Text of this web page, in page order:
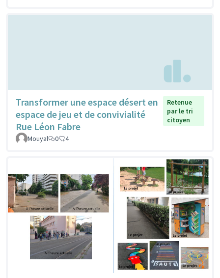
Transformer une espace désert en
espace de jeu et de convivialité
Rue Léon Fabre
Retenue
par le tri
citoyen
Mouyal 0 4